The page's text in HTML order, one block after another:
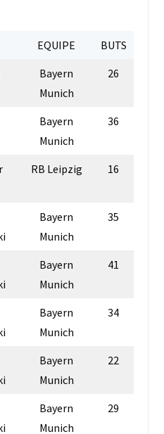
EQUIPE
BUTS
Bayern
Munich
26
Bayern
Munich
36
RB Leipzig 16
Bayern
Munich
35
Bayern
Munich
41
Bayern
Munich
34
Bayern
Munich
22
Bayern
Munich
29